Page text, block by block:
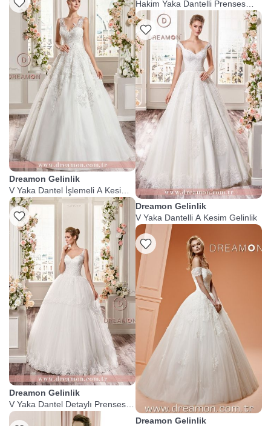
Dreamon Gelinlik
V Yaka Dantel İşlemeli A Kesim
Gelinlik
Dreamon Gelinlik
V Yaka Dantel Detaylı Prenses
Gelinlik
Hakim Yaka Dantelli Prenses
Gelinlik
Dreamon Gelinlik
V Yaka Dantelli A Kesim Gelinlik
Dreamon Gelinlik